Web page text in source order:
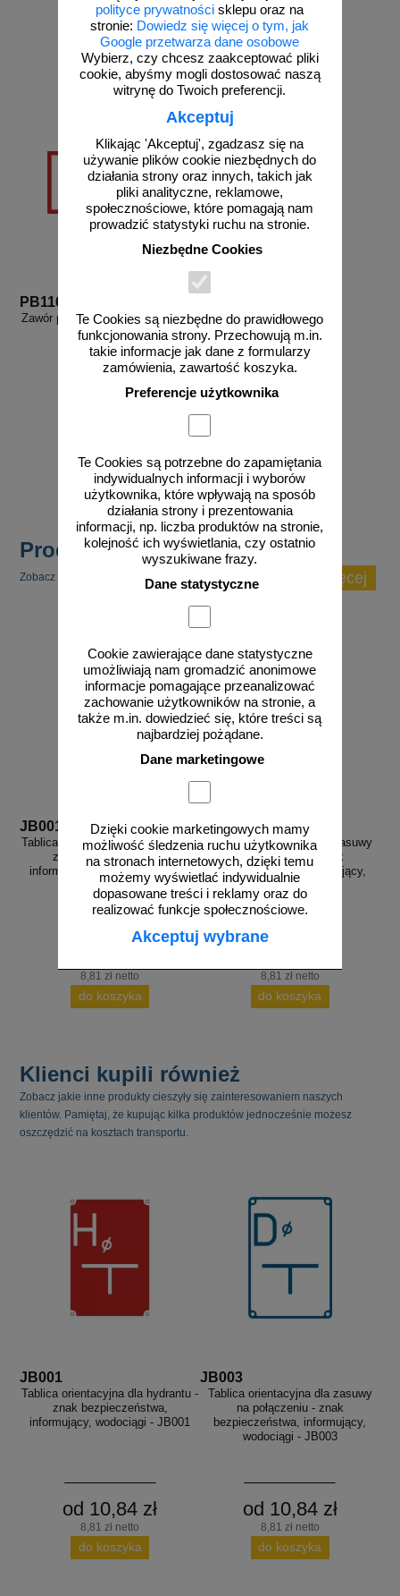
polityce prywatności sklepu oraz na
stronie: Dowiedz się więcej o tym, jak
Google przetwarza dane osobowe
Wybierz, czy chcesz zaakceptować pliki
cookie, abyśmy mogli dostosować naszą
witrynę do Twoich preferencji.
Akceptuj
Klikając 'Akceptuj', zgadzasz się na
używanie plików cookie niezbędnych do
działania strony oraz innych, takich jak
pliki analityczne, reklamowe,
społecznościowe, które pomagają nam
prowadzić statystyki ruchu na stronie.
Niezbędne Cookies
Te Cookies są niezbędne do prawidłowego
funkcjonowania strony. Przechowują m.in.
takie informacje jak dane z formularzy
zamówienia, zawartość koszyka.
Preferencje użytkownika
Te Cookies są potrzebne do zapamiętania
indywidualnych informacji i wyborów
użytkownika, które wpływają na sposób
działania strony i prezentowania
informacji, np. liczba produktów na stronie,
kolejność ich wyświetlania, czy ostatnio
wyszukiwane frazy.
Dane statystyczne
Cookie zawierające dane statystyczne
umożliwiają nam gromadzić anonimowe
informacje pomagające przeanalizować
zachowanie użytkowników na stronie, a
także m.in. dowiedzieć się, które treści są
najbardziej pożądane.
Dane marketingowe
Dzięki cookie marketingowych mamy
możliwość śledzenia ruchu użytkownika
na stronach internetowych, dzięki temu
możemy wyświetlać indywidualnie
dopasowane treści i reklamy oraz do
realizować funkcje społecznościowe.
Akceptuj wybrane
od 27,36 zł
22,24 zł netto
do koszyka
od 27,36 zł
22,24 zł netto
do koszyka
PB116
Zawór parowy - znak informacyjny
- PB116
do koszyka
Produkty popularne
Zobacz inne popularne produkty w tej kategorii. zobacz więcej
JB001
Tablica orientacyjna dla hydrantu -
znak bezpieczeństwa,
informujący, wodociągi - JB001
8,81 zł netto
do koszyka
JB003
Tablica orientacyjna dla zasuwy
na połączeniu - znak
bezpieczeństwa, informujący,
wodociągi - JB003
8,81 zł netto
do koszyka
Klienci kupili również
Zobacz jakie inne produkty cieszyły się zainteresowaniem naszych
klientów. Pamiętaj, że kupując kilka produktów jednocześnie możesz
oszczędzić na kosztach transportu.
JB001
Tablica orientacyjna dla hydrantu -
znak bezpieczeństwa,
informujący, wodociągi - JB001
od 10,84 zł
8,81 zł netto
do koszyka
JB003
Tablica orientacyjna dla zasuwy
na połączeniu - znak
bezpieczeństwa, informujący,
wodociągi - JB003
od 10,84 zł
8,81 zł netto
do koszyka